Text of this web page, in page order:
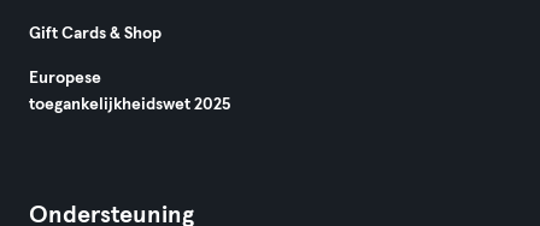
Gift Cards & Shop
Europese
toegankelijkheidswet 2025
Ondersteuning